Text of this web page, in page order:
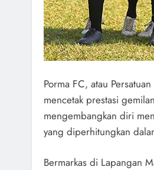
Porma FC, atau
mencetak prestasi
mengembangkan diri
yang diperhitungkan
Bermarkas di Lapangan